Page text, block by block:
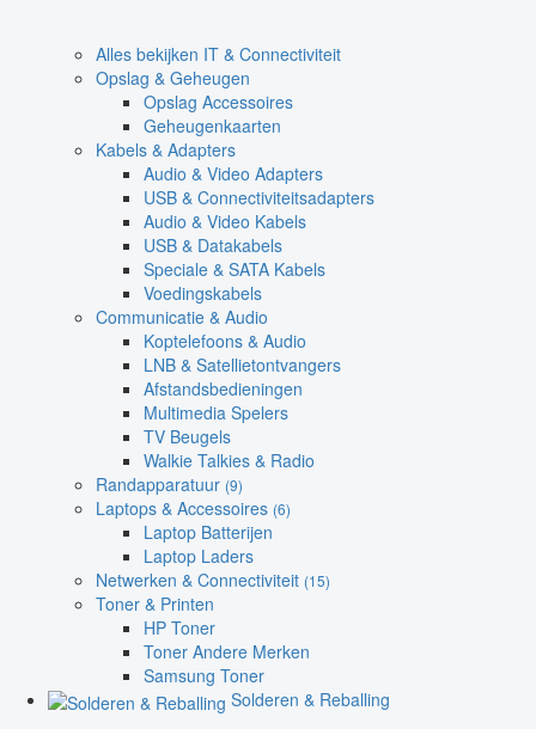
Alles bekijken IT & Connectiviteit
Opslag & Geheugen
Opslag Accessoires
Geheugenkaarten
Kabels & Adapters
Audio & Video Adapters
USB & Connectiviteitsadapters
Audio & Video Kabels
USB & Datakabels
Speciale & SATA Kabels
Voedingskabels
Communicatie & Audio
Koptelefoons & Audio
LNB & Satellietontvangers
Afstandsbedieningen
Multimedia Spelers
TV Beugels
Walkie Talkies & Radio
Randapparatuur (9)
Laptops & Accessoires (6)
Laptop Batterijen
Laptop Laders
Netwerken & Connectiviteit (15)
Toner & Printen
HP Toner
Toner Andere Merken
Samsung Toner
Solderen & Reballing